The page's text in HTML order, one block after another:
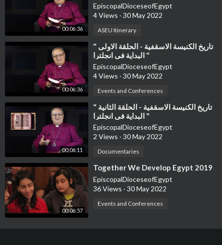
00:06:36
EpiscopalDioceseofEgypt
4 Views · 30 May 2022
ASEU Itinerary
00:06:36
⁣تاريخ الكنيسة الاسقفية - الحلقة الاولى "
البداية في انجلترا "
EpiscopalDioceseofEgypt
4 Views · 30 May 2022
Events and Conferences
00:06:11
⁣تاريخ الكنيسة الاسقفية - الحلقة الثانية "
البداية في انجلترا "
EpiscopalDioceseofEgypt
2 Views · 30 May 2022
Documentaries
00:06:57
⁣Together We Develop Egypt 2019
EpiscopalDioceseofEgypt
36 Views · 30 May 2022
Events and Conferences